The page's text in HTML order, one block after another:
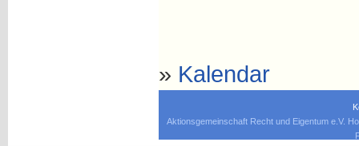
» Kalendar
Aktionsgemeinschaft Recht und Eigentum e.V.